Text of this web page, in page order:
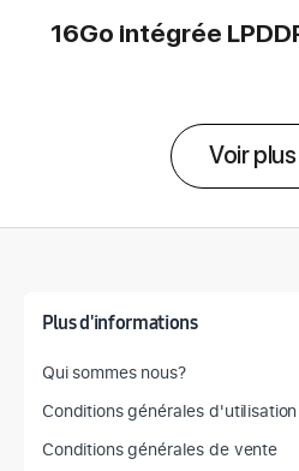
16Go intégrée
Voir plus
Plus d'informations
Qui sommes nous?
Conditions générales d'utilisation
Conditions générales de vente